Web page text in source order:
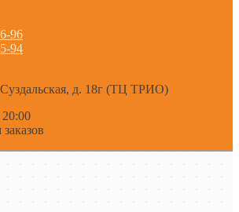
96
94
д. 18г (ТЦ ТРИО)